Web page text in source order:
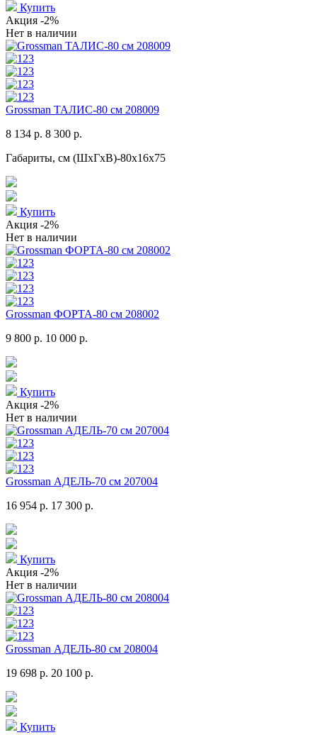
Купить
Акция -2%
Нет в наличии
Grossman ТАЛИС-80 см 208009
8 134 р. 8 300 р.
Габариты, см (ШхГхВ)-80x16x75
Купить
Акция -2%
Нет в наличии
Grossman ФОРТА-80 см 208002
9 800 р. 10 000 р.
Купить
Акция -2%
Нет в наличии
Grossman АДЕЛЬ-70 см 207004
16 954 р. 17 300 р.
Купить
Акция -2%
Нет в наличии
Grossman АДЕЛЬ-80 см 208004
19 698 р. 20 100 р.
Купить